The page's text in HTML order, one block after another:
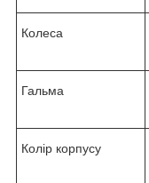
Колеса
Гальма
Колір корпусу